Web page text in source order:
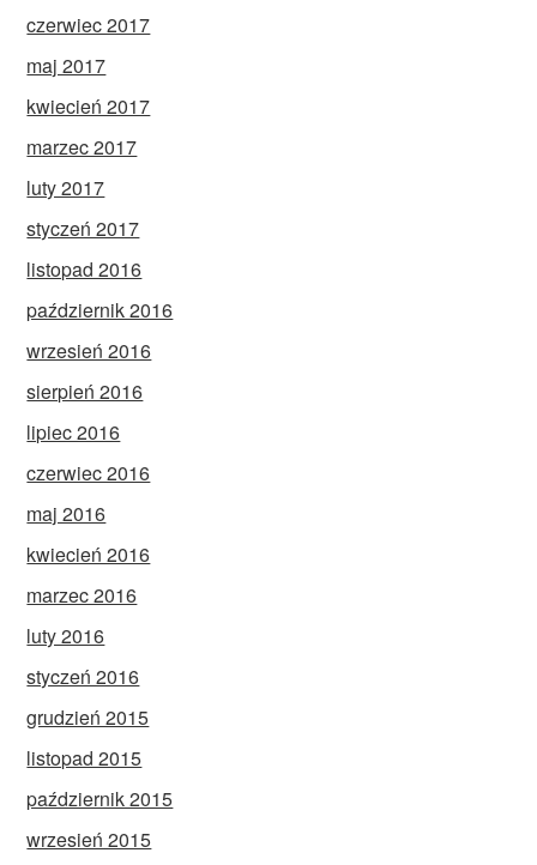
czerwiec 2017
maj 2017
kwiecień 2017
marzec 2017
luty 2017
styczeń 2017
listopad 2016
październik 2016
wrzesień 2016
sierpień 2016
lipiec 2016
czerwiec 2016
maj 2016
kwiecień 2016
marzec 2016
luty 2016
styczeń 2016
grudzień 2015
listopad 2015
październik 2015
wrzesień 2015